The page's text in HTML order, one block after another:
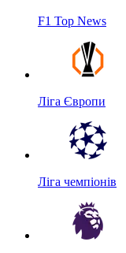
F1 Top News
Ліга Європи
Ліга чемпіонів